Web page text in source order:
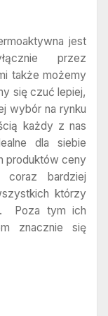
jest
przez
także możemy
się czuć lepiej,
wybór na rynku
każdy z nas
dla siebie
produktów ceny
bardziej
którzy
Poza tym ich
znacznie się